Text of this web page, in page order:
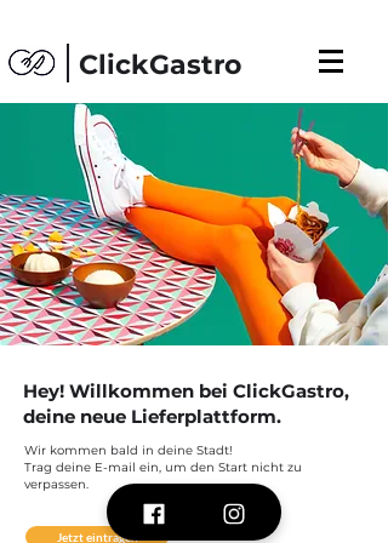
ClickGastro
Hey! Willkommen bei ClickGastro,
deine neue Lieferplattform.
Wir kommen bald in deine Stadt!
Trag deine E-mail ein, um den Start nicht zu
verpassen.
Jetzt eintragen